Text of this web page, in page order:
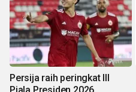
Persija raih peringkat III